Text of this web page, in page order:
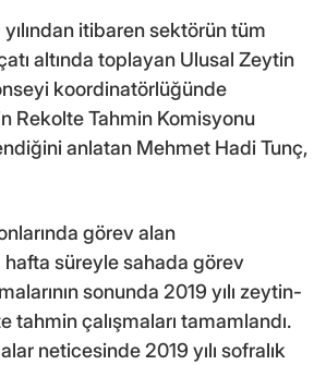
itibaren sektörün tüm
altında toplayan Ulusal Zeytin
koordinatörlüğünde
Rekolte Tahmin Komisyonu
anlatan Mehmet Hadi Tunç,
görev alan
hafta süreyle sahada görev
sonunda 2019 yılı zeytin-
tahmin çalışmaları tamamlandı.
neticesinde 2019 yılı sofralık